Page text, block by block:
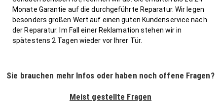
Monate Garantie auf die durchgeführte Reparatur. Wir legen
besonders großen Wert auf einen guten Kundenservice nach
der Reparatur. Im Fall einer Reklamation stehen wir in
spätestens 2 Tagen wieder vor Ihrer Tür.
Sie brauchen mehr Infos oder haben noch offene Fragen?
Meist gestellte Fragen